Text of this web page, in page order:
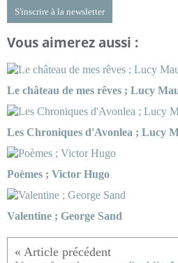
S'inscrire à la newsletter
Vous aimerez aussi :
Le château de mes rêves ; Lucy
Les Chroniques d'Avonlea ; Lucy
Poèmes ; Victor Hugo
Valentine ; George Sand